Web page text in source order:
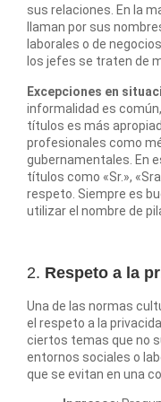
sus relaciones. En la
llaman por sus
laborales o de
los jefes se traten de
Excepciones en
informalidad es
títulos es más
profesionales como
gubernamentales. En
títulos como «Sr.»,
respeto. Siempre es
utilizar el nombre de
2. Respeto a la
Una de las normas
el respeto a la
ciertos temas que no
entornos sociales o
que se evitan en una